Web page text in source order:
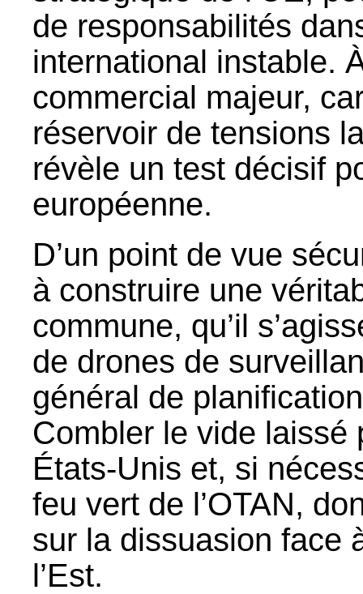
de responsabilités
international instable.
commercial majeur,
réservoir de tensions
révèle un test décisif
européenne.
D’un point de vue
à construire une
commune, qu’il
de drones de
général de
Combler le vide laissé
États-Unis et, si
feu vert de l’OTAN,
sur la dissuasion face
l’Est.